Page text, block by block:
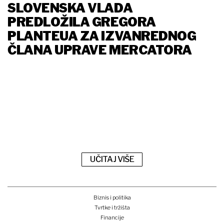
SLOVENSKA VLADA
PREDLOŽILA GREGORA
PLANTEUA ZA IZVANREDNOG
ČLANA UPRAVE MERCATORA
UČITAJ VIŠE
Biznis i politika
Tvrtke i tržišta
Financije